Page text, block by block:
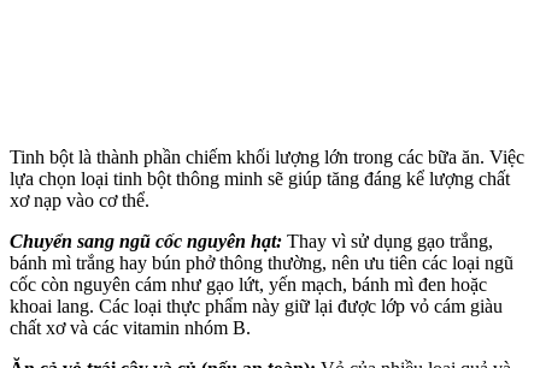
Tinh bột là thành phần chiếm khối lượng lớn trong các bữa ăn. Việc
lựa chọn loại tinh bột thông minh sẽ giúp tăng đáng kể lượng chất
xơ nạp vào c‌ơ th‌ể.
Chuyển sang ngũ cốc nguyên hạt: Thay vì sử dụng gạo trắng,
bánh mì trắng hay bún phở thông thường, nên ưu tiên các loại ngũ
cốc còn nguyên cám như gạo lứt, yến mạch, bánh mì đen hoặc
khoai lang. Các loại thực phẩm này giữ lại được lớp vỏ cám giàu
chất xơ và các vitamin nhóm B.